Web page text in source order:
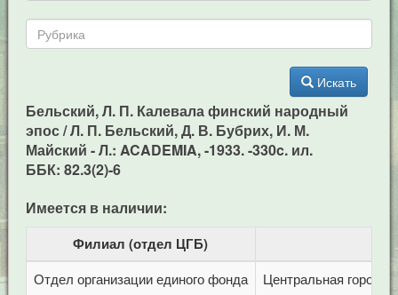
Искать
Бельский, Л. П. Калевала финский народный
эпос / Л. П. Бельский, Д. В. Бубрих, И. М.
Майский - Л.: ACADEMIA, -1933. -330c. ил.
ББК: 82.3(2)-6
Имеется в наличии:
Филиал (отдел ЦГБ)
Отдел организации единого фонда Центральная